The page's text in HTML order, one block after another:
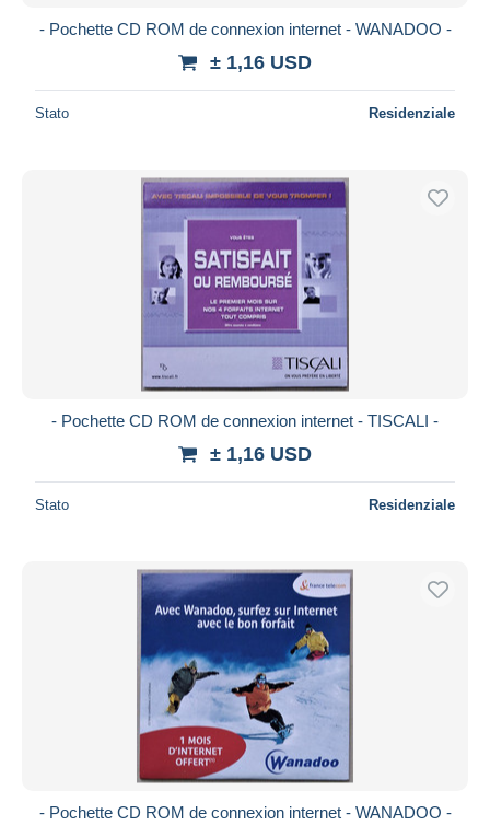
- Pochette CD ROM de connexion internet - WANADOO -
± 1,16 USD
Stato Residenziale
- Pochette CD ROM de connexion internet - TISCALI -
± 1,16 USD
Stato Residenziale
- Pochette CD ROM de connexion internet - WANADOO -